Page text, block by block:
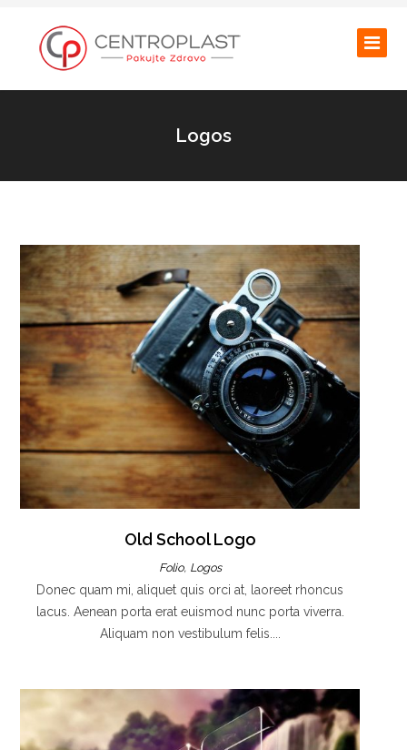
Logos
Old School Logo
Folio, Logos
Donec quam mi, aliquet quis orci at, laoreet rhoncus
lacus. Aenean porta erat euismod nunc porta viverra.
Aliquam non vestibulum felis....